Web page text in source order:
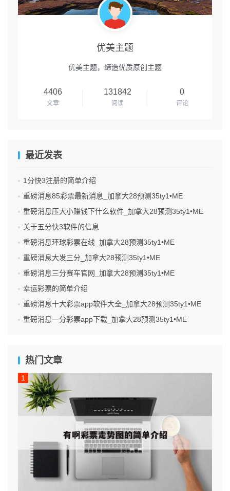
优美主题
优美主题，缔造优质原创主题
4406
文章
131842
阅读
0
评论
最近发表
1分快3注册的简单介绍
重磅消息85彩票最新消息_加拿大28预测35ty1 •ME
重磅消息压大小赚钱下什么软件_加拿大28预测35ty1 •ME
关于五分快3软件的信息
重磅消息环球彩票在线_加拿大28预测35ty1 •ME
重磅消息大发三分_加拿大28预测35ty1 •ME
重磅消息三分赛车官网_加拿大28预测35ty1 •ME
幸运彩票的简单介绍
重磅消息十大彩票app软件大全_加拿大28预测35ty1 •ME
重磅消息一分彩票app下载_加拿大28预测35ty1 •ME
热门文章